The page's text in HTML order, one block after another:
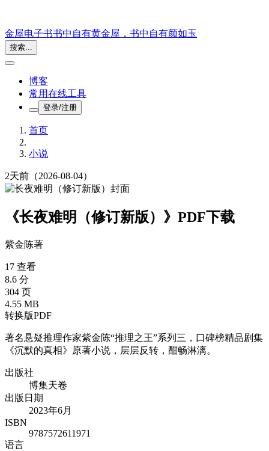
金屋电子书书中自有黄金屋，书中自有颜如玉
搜索...
博客
常用在线工具
登录/注册
首页
小说
2天前 （2026-08-04）
《长夜难明（修订新版）》PDF下载
紫金陈著
17 查看
8.6 分
304 页
4.55 MB
转换版PDF
著名悬疑推理作家紫金陈“推理之王”系列三，口碑榜精品剧集
《沉默的真相》原著小说，层层反转，酣畅淋漓。
出版社
博集天卷
出版日期
2023年6月
ISBN
9787572611971
语言